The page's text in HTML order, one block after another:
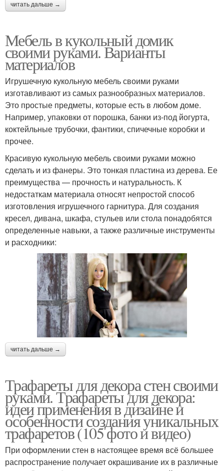
читать дальше →
Мебель в кукольный домик
своими руками. Варианты
материалов
Игрушечную кукольную мебель своими руками
изготавливают из самых разнообразных материалов.
Это простые предметы, которые есть в любом доме.
Например, упаковки от порошка, банки из-под йогурта,
коктейльные трубочки, фантики, спичечные коробки и
прочее.
Красивую кукольную мебель своими руками можно
сделать и из фанеры. Это тонкая пластина из дерева. Ее
преимущества — прочность и натуральность. К
недостаткам материала относят непростой способ
изготовления игрушечного гарнитура. Для создания
кресел, дивана, шкафа, стульев или стола понадобятся
определенные навыки, а также различные инструменты
и расходники:
читать дальше →
Трафареты для декора стен своими
руками. Трафареты для декора:
идеи применения в дизайне и
особенности создания уникальных
трафаретов (105 фото и видео)
При оформлении стен в настоящее время всё большее
распространение получает окрашивание их в различные